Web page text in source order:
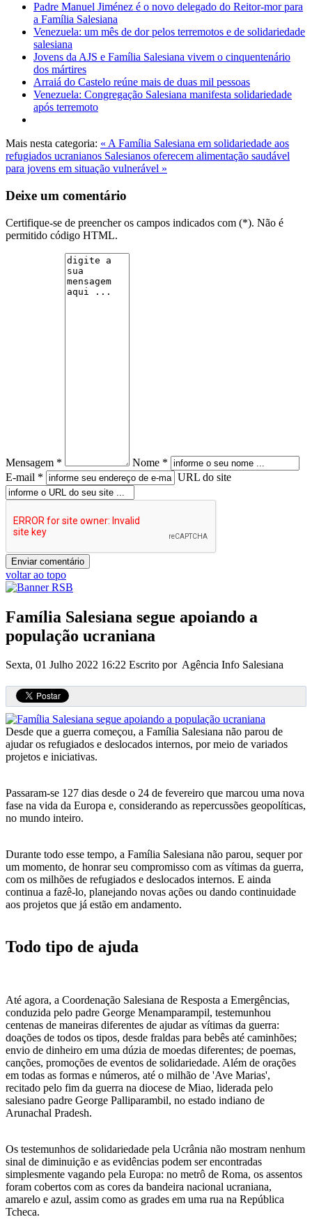
Padre Manuel Jiménez é o novo delegado do Reitor-mor para
a Família Salesiana
Venezuela: um mês de dor pelos terremotos e de solidariedade
salesiana
Jovens da AJS e Família Salesiana vivem o cinquentenário
dos mártires
Arraiá do Castelo reúne mais de duas mil pessoas
Venezuela: Congregação Salesiana manifesta solidariedade
após terremoto
Mais nesta categoria: « A Família Salesiana em solidariedade aos
refugiados ucranianos Salesianos oferecem alimentação saudável
para jovens em situação vulnerável »
Deixe um comentário
Certifique-se de preencher os campos indicados com (*). Não é
permitido código HTML.
Mensagem *
Nome *
E-mail *
URL do site
voltar ao topo
Família Salesiana segue apoiando a
população ucraniana
Sexta, 01 Julho 2022 16:22 Escrito por Agência Info Salesiana
Desde que a guerra começou, a Família Salesiana não parou de
ajudar os refugiados e deslocados internos, por meio de variados
projetos e iniciativas.
Passaram-se 127 dias desde o 24 de fevereiro que marcou uma nova
fase na vida da Europa e, considerando as repercussões geopolíticas,
no mundo inteiro.
Durante todo esse tempo, a Família Salesiana não parou, sequer por
um momento, de honrar seu compromisso com as vítimas da guerra,
com os milhões de refugiados e deslocados internos. E ainda
continua a fazê-lo, planejando novas ações ou dando continuidade
aos projetos que já estão em andamento.
Todo tipo de ajuda
Até agora, a Coordenação Salesiana de Resposta a Emergências,
conduzida pelo padre George Menamparampil, testemunhou
centenas de maneiras diferentes de ajudar as vítimas da guerra:
doações de todos os tipos, desde fraldas para bebês até caminhões;
envio de dinheiro em uma dúzia de moedas diferentes; de poemas,
canções, promoções de eventos de solidariedade. Além de orações
em todas as formas e números, até o milhão de 'Ave Marias',
recitado pelo fim da guerra na diocese de Miao, liderada pelo
salesiano padre George Palliparambil, no estado indiano de
Arunachal Pradesh.
Os testemunhos de solidariedade pela Ucrânia não mostram nenhum
sinal de diminuição e as evidências podem ser encontradas
simplesmente vagando pela Europa: no metrô de Roma, os assentos
foram cobertos com as cores da bandeira nacional ucraniana,
amarelo e azul, assim como as grades em uma rua na República
Tcheca.